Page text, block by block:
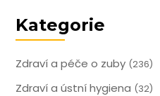
Kategorie
Zdraví a péče o zuby (236)
Zdraví a ústní hygiena (32)